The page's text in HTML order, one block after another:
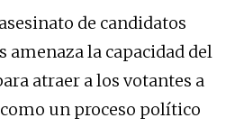
de candidatos
amenaza la capacidad del
atraer a los votantes a
un proceso político